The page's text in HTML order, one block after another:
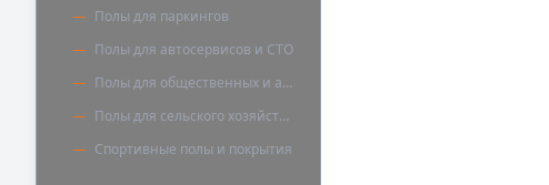
Полы для паркингов
Полы для автосервисов и СТО
Полы для общественных и административных зданий
Полы для сельского хозяйства
Спортивные полы и покрытия